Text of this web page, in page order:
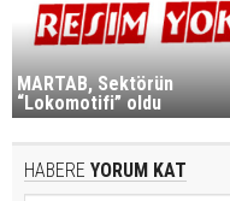
MARTAB, Sektörün
“Lokomotifi” oldu
HABERE YORUM KAT